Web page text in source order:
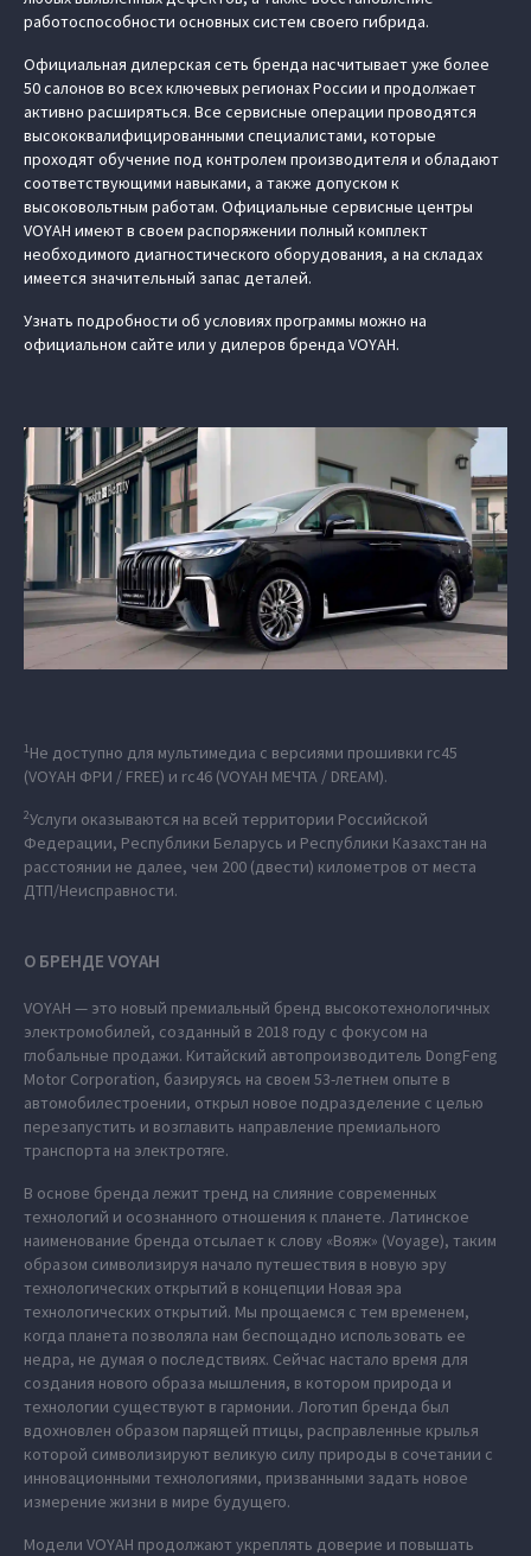
работоспособности основных систем своего гибрида.
Официальная дилерская сеть бренда насчитывает уже более
50 салонов во всех ключевых регионах России и продолжает
активно расширяться. Все сервисные операции проводятся
высококвалифицированными специалистами, которые
проходят обучение под контролем производителя и обладают
соответствующими навыками, а также допуском к
высоковольтным работам. Официальные сервисные центры
VOYAH имеют в своем распоряжении полный комплект
необходимого диагностического оборудования, а на складах
имеется значительный запас деталей.
Узнать подробности об условиях программы можно на
официальном сайте или у дилеров бренда VOYAH.
1Не доступно для мультимедиа с версиями прошивки rc45
(VOYAH ФРИ / FREE) и rc46 (VOYAH МЕЧТА / DREAM).
2Услуги оказываются на всей территории Российской
Федерации, Республики Беларусь и Республики Казахстан на
расстоянии не далее, чем 200 (двести) километров от места
ДТП/Неисправности.
О БРЕНДЕ VOYAH
VOYAH — это новый премиальный бренд высокотехнологичных
электромобилей, созданный в 2018 году с фокусом на
глобальные продажи. Китайский автопроизводитель DongFeng
Motor Corporation, базируясь на своем 53-летнем опыте в
автомобилестроении, открыл новое подразделение с целью
перезапустить и возглавить направление премиального
транспорта на электротяге.
В основе бренда лежит тренд на слияние современных
технологий и осознанного отношения к планете. Латинское
наименование бренда отсылает к слову «Вояж» (Voyage), таким
образом символизируя начало путешествия в новую эру
технологических открытий в концепции Новая эра
технологических открытий. Мы прощаемся с тем временем,
когда планета позволяла нам беспощадно использовать ее
недра, не думая о последствиях. Сейчас настало время для
создания нового образа мышления, в котором природа и
технологии существуют в гармонии. Логотип бренда был
вдохновлен образом парящей птицы, расправленные крылья
которой символизируют великую силу природы в сочетании с
инновационными технологиями, призванными задать новое
измерение жизни в мире будущего.
Модели VOYAH продолжают укреплять доверие и повышать